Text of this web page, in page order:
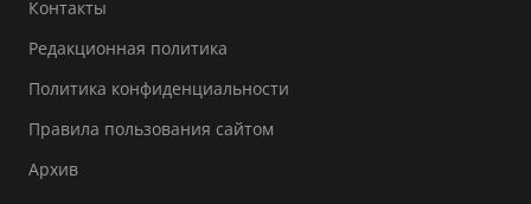
Контакты
Редакционная политика
Политика конфиденциальности
Правила пользования сайтом
Архив